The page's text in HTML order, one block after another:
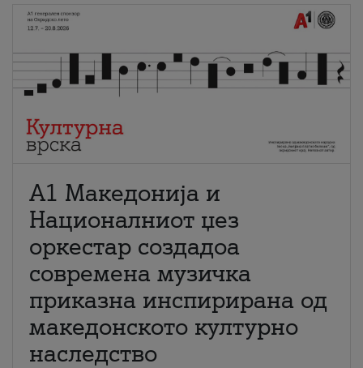
А1 Македонија и
Националниот џез
оркестар создадоа
современа музичка
приказна инспирирана од
македонското културно
наследство